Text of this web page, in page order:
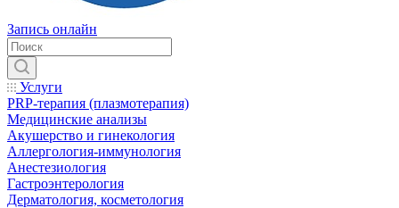
Запись онлайн
Услуги
PRP-терапия (плазмотерапия)
Медицинские анализы
Акушерство и гинекология
Аллергология-иммунология
Анестезиология
Гастроэнтерология
Дерматология, косметология